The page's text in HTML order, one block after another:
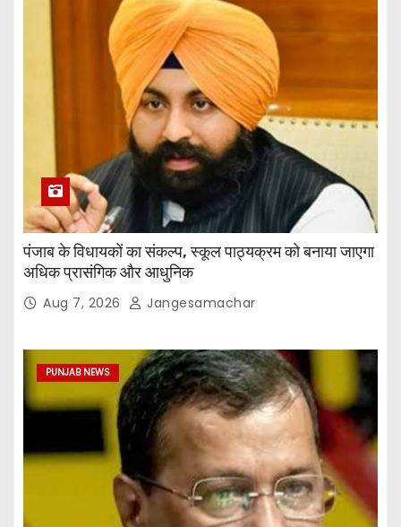
पंजाब के विधायकों का संकल्प, स्कूल पाठ्यक्रम को बनाया जाएगा
अधिक प्रासंगिक और आधुनिक
Aug 7, 2026 Jangesamachar
PUNJAB NEWS